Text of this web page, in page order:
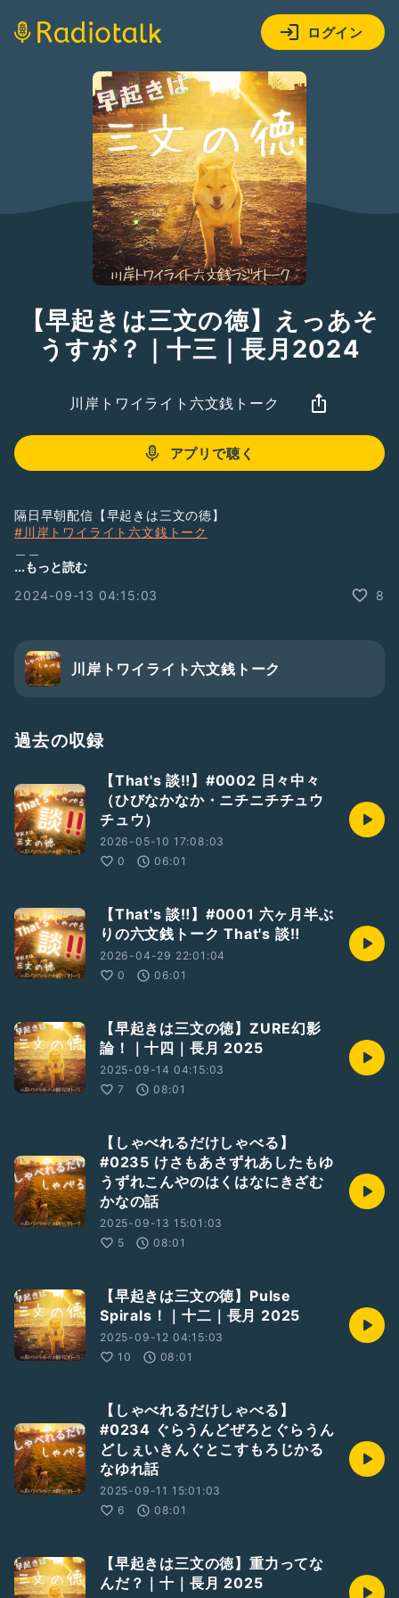
ログイン
【早起きは三文の徳】えっあそ
うすが？｜十三｜長月2024
川岸トワイライト六文銭トーク
アプリで聴く
隔日早朝配信【早起きは三文の徳】
#川岸トワイライト六文銭トーク
ハッシュタグから全エピソードのタイトル一覧を閲覧できま
LISTENで番組をフォローすると音声をテキストで読むことが
￣￣
#ラジオトークはじめます #番組紹介 #まずは配信
#新人さんいらっしゃい
￣￣
RadiotalkのほかSpotify, ApplePodcasts, AmazonMusic,
Hosthttps://radiotalk.jp/program/137267
...もっと読む
2024-09-13 04:15:03
8
川岸トワイライト六文銭トーク
過去の収録
【That's 談‼️】#0002 日々中々
（ひびなかなか・ニチニチチュウ
チュウ）
2026-05-10 17:08:03
0
06:01
【That's 談‼️】#0001 六ヶ月半ぶ
りの六文銭トーク That's 談‼️
2026-04-29 22:01:04
0
06:01
【早起きは三文の徳】ZURE幻影
論！｜十四｜長月 2025
2025-09-14 04:15:03
7
08:01
【しゃべれるだけしゃべる】
#0235 けさもあさずれあしたもゆ
うずれこんやのはくはなにきざむ
かなの話
2025-09-13 15:01:03
5
08:01
【早起きは三文の徳】Pulse
Spirals！｜十二｜長月 2025
2025-09-12 04:15:03
10
08:01
【しゃべれるだけしゃべる】
#0234 ぐらうんどぜろとぐらうん
どしぇいきんぐとこすもろじかる
なゆれ話
2025-09-11 15:01:03
6
08:01
【早起きは三文の徳】重力ってな
んだ？｜十｜長月 2025